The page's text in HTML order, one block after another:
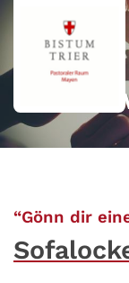
Zum Inhalt
Mehr für
“Gönn dir